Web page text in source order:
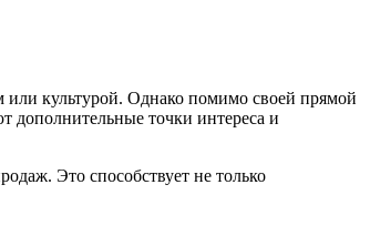
или культурой. Однако помимо своей прямой
дополнительные точки интереса и
Это способствует не только